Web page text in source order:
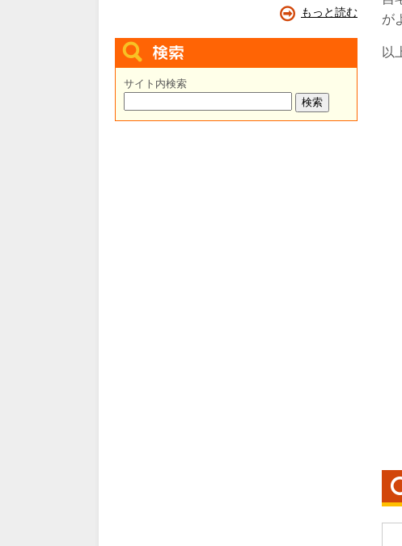
が
以
もっと読む
サイト内検索